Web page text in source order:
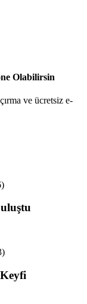
Olabilirsin
ve ücretsiz e-